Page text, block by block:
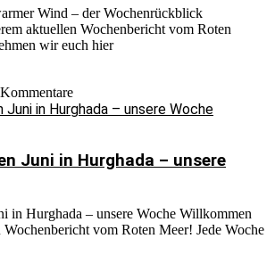
Wind – der Wochenrückblick
aktuellen Wochenbericht vom Roten
wir euch hier
Juni in Hurghada – unsere
in Hurghada – unsere Woche Willkommen
Wochenbericht vom Roten Meer! Jede Woche